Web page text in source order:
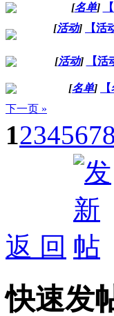
[名单]
[活动]
【
[活动] 【
[名单]
下一页 »
12345678
返 回
快速发